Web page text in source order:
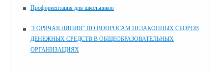
Профориентация для школьников
"ГОРЯЧАЯ ЛИНИЯ" ПО ВОПРОСАМ НЕЗАКОННЫХ СБОРОВ
ДЕНЕЖНЫХ СРЕДСТВ В ОБЩЕОБРАЗОВАТЕЛЬНЫХ
ОРГАНИЗАЦИЯХ